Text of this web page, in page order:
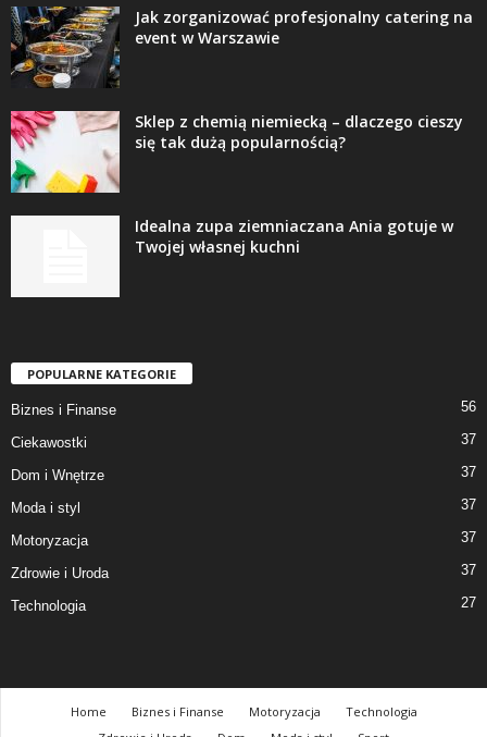
Jak zorganizować profesjonalny catering na
event w Warszawie
Sklep z chemią niemiecką – dlaczego cieszy
się tak dużą popularnością?
Idealna zupa ziemniaczana Ania gotuje w
Twojej własnej kuchni
POPULARNE KATEGORIE
Biznes i Finanse 56
Ciekawostki 37
Dom i Wnętrze 37
Moda i styl 37
Motoryzacja 37
Zdrowie i Uroda 37
Technologia 27
Home Biznes i Finanse Motoryzacja
Technologia